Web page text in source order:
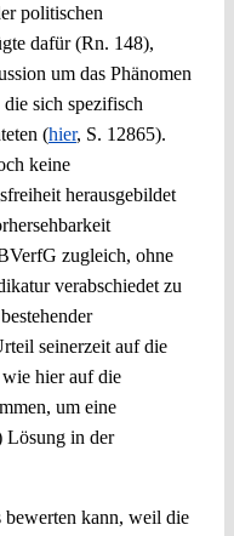
politischen
dafür (Rn. 148),
um das Phänomen
sich spezifisch
(hier, S. 12865).
keine
herausgebildet
zugleich, ohne
verabschiedet zu
seinerzeit auf die
hier auf die
um eine
Lösung in der
bewerten kann, weil die